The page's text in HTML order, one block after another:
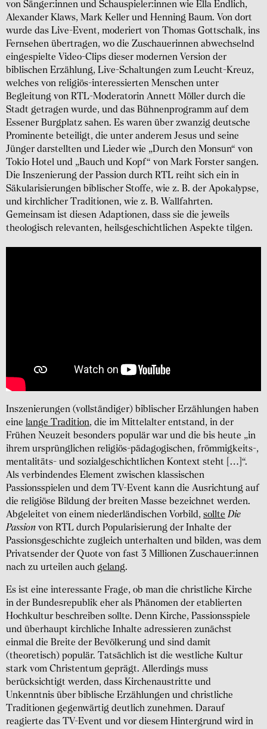
von Sänger:innen und Schauspieler:innen wie Ella Endlich,
Alexander Klaws, Mark Keller und Henning Baum. Von dort
wurde das Live-Event, moderiert von Thomas Gottschalk, ins
Fernsehen übertragen, wo die Zuschauerinnen abwechselnd
eingespielte Video-Clips dieser modernen Version der
biblischen Erzählung, Live-Schaltungen zum Leucht-Kreuz,
welches von religiös-interessierten Menschen unter
Begleitung von RTL-Moderatorin Annett Möller durch die
Stadt getragen wurde, und das Bühnenprogramm auf dem
Essener Burgplatz sahen. Es waren über zwanzig deutsche
Prominente beteiligt, die unter anderem Jesus und seine
Jünger darstellten und Lieder wie „Durch den Monsun“ von
Tokio Hotel und „Bauch und Kopf“ von Mark Forster sangen.
Die Inszenierung der Passion durch RTL reiht sich ein in
Säkularisierungen biblischer Stoffe, wie z. B. der Apokalypse,
und kirchlicher Traditionen, wie z. B. Wallfahrten.
Gemeinsam ist diesen Adaptionen, dass sie die jeweils
theologisch relevanten, heilsgeschichtlichen Aspekte tilgen.
Inszenierungen (vollständiger) biblischer Erzählungen haben
eine lange Tradition, die im Mittelalter entstand, in der
Frühen Neuzeit besonders populär war und die bis heute „in
ihrem ursprünglichen religiös-pädagogischen, frömmigkeits-,
mentalitäts- und sozialgeschichtlichen Kontext steht […]“.
Als verbindendes Element zwischen klassischen
Passionsspielen und dem TV-Event kann die Ausrichtung auf
die religiöse Bildung der breiten Masse bezeichnet werden.
Abgeleitet von einem niederländischen Vorbild, sollte Die
Passion von RTL durch Popularisierung der Inhalte der
Passionsgeschichte zugleich unterhalten und bilden, was dem
Privatsender der Quote von fast 3 Millionen Zuschauer:innen
nach zu urteilen auch gelang.
Es ist eine interessante Frage, ob man die christliche Kirche
in der Bundesrepublik eher als Phänomen der etablierten
Hochkultur beschreiben sollte. Denn Kirche, Passionsspiele
und überhaupt kirchliche Inhalte adressieren zunächst
einmal die Breite der Bevölkerung und sind damit
(theoretisch) populär. Tatsächlich ist die westliche Kultur
stark vom Christentum geprägt. Allerdings muss
berücksichtigt werden, dass Kirchenaustritte und
Unkenntnis über biblische Erzählungen und christliche
Traditionen gegenwärtig deutlich zunehmen. Darauf
reagierte das TV-Event und vor diesem Hintergrund wird in